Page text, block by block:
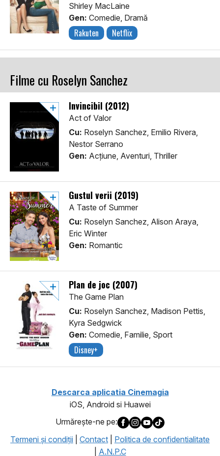
Shirley MacLaine
Gen: Comedie, Dramă
Rakuten Netflix
Filme cu Roselyn Sanchez
Invincibil (2012)
Act of Valor
Cu: Roselyn Sanchez, Emilio Rivera,
Nestor Serrano
Gen: Acţiune, Aventuri, Thriller
Gustul verii (2019)
A Taste of Summer
Cu: Roselyn Sanchez, Alison Araya,
Eric Winter
Gen: Romantic
Plan de joc (2007)
The Game Plan
Cu: Roselyn Sanchez, Madison Pettis,
Kyra Sedgwick
Gen: Comedie, Familie, Sport
Disney+
Descarca aplicatia Cinemagia
iOS, Android si Huawei
Urmăreşte-ne pe:
Termeni şi condiţii
Contact
Politica de confidentialitate
A.N.P.C